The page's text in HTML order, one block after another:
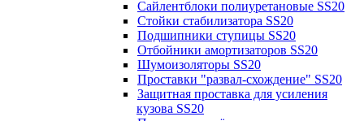
Сайлентблоки полиуретановые SS20
Стойки стабилизатора SS20
Подшипники ступицы SS20
Отбойники амортизаторов SS20
Шумоизоляторы SS20
Проставки "развал-схождение" SS20
Защитная проставка для усиления
кузова SS20